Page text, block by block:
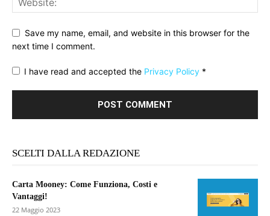
Save my name, email, and website in this browser for the
next time I comment.
I have read and accepted the Privacy Policy *
SCELTI DALLA REDAZIONE
Carta Mooney: Come Funziona, Costi e
Vantaggi!
22 Maggio 2023